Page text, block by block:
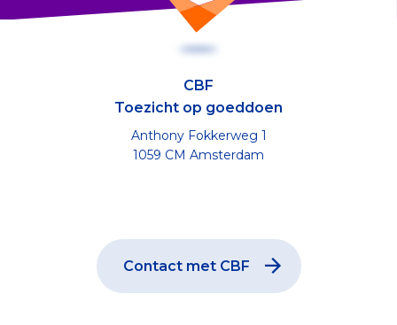
CBF
Toezicht op goeddoen
Anthony Fokkerweg 1
1059 CM Amsterdam
Contact met CBF